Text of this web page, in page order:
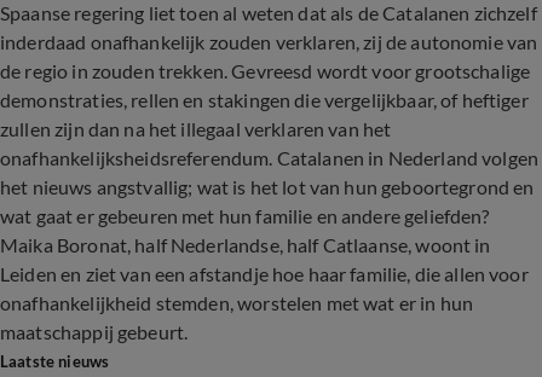
Spaanse regering liet toen al weten dat als de Catalanen zichzelf
inderdaad onafhankelijk zouden verklaren, zij de autonomie van
de regio in zouden trekken. Gevreesd wordt voor grootschalige
demonstraties, rellen en stakingen die vergelijkbaar, of heftiger
zullen zijn dan na het illegaal verklaren van het
onafhankelijksheidsreferendum. Catalanen in Nederland volgen
het nieuws angstvallig; wat is het lot van hun geboortegrond en
wat gaat er gebeuren met hun familie en andere geliefden?
Maika Boronat, half Nederlandse, half Catlaanse, woont in
Leiden en ziet van een afstandje hoe haar familie, die allen voor
onafhankelijkheid stemden, worstelen met wat er in hun
maatschappij gebeurt.
Laatste nieuws